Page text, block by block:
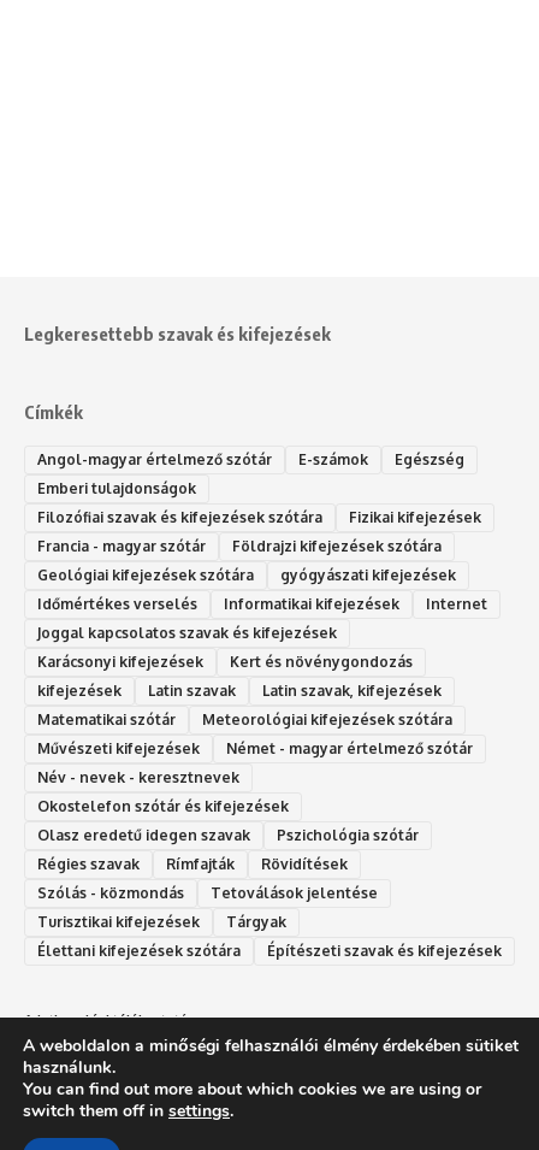
Legkeresettebb szavak és kifejezések
Címkék
Angol-magyar értelmező szótár E-számok
Egészség
Emberi tulajdonságok
Filozófiai szavak és kifejezések szótára
Fizikai kifejezések
Francia - magyar szótár
Földrajzi kifejezések szótára
Geológiai kifejezések szótára
gyógyászati kifejezések
Időmértékes verselés
Informatikai kifejezések
Internet
Joggal kapcsolatos szavak és kifejezések
Karácsonyi kifejezések
Kert és növénygondozás
kifejezések
Latin szavak
Latin szavak, kifejezések
Matematikai szótár
Meteorológiai kifejezések szótára
Művészeti kifejezések
Német - magyar értelmező szótár
Név - nevek - keresztnevek
Okostelefon szótár és kifejezések
Olasz eredetű idegen szavak
Ps‮gólohciz‬ia s‮átóz‬r
Régies szavak
Rímfajták
Rövidítések
Szólás - közmondás
Tetoválások jelentése
Turisztikai kifejezések
Tárgyak
Élettani kifejezések szótára
Építészeti szavak és kifejezések
Adatkezelési tájékoztató
Felhasználási feltételek
SzóLexikon.hu - Mi a jelentése - Szavak jelentése - Idegen szavak szótára -
A weboldalon a minőségi felhasználói élmény érdekében sütiket
használunk.
You can find out more about which cookies we are using or
switch them off in settings.